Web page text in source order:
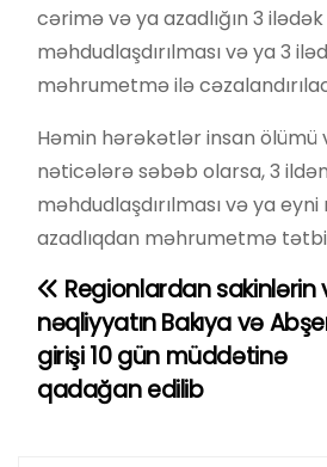
cərimə və ya azadlığın 3 ilədək
məhdudlaşdırılması və ya 3
məhrumetmə ilə
Həmin hərəkətlər insan ölümü
nəticələrə səbəb olarsa, 3
məhdudlaşdırılması və ya
azadlıqdan məhrumetmə
Y
a
z
Regionlardan sakinlərin
nəqliyyatın Bakıya və
girişi 10 gün müddətinə
qadağan edilib